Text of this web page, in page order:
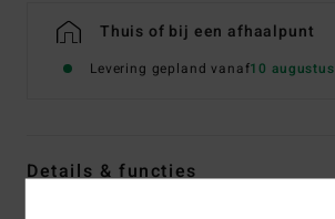
Thuis of bij een afhaalpunt
Levering gepland vanaf10 augustus
Details & functies